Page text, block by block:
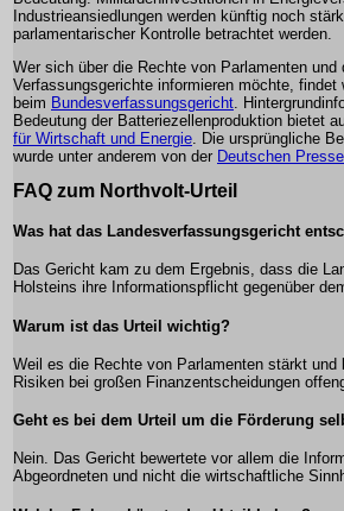
Industrieansiedlungen werden künftig noch
parlamentarischer Kontrolle betrachtet werden.
Wer sich über die Rechte von Parlamenten und
Verfassungsgerichte informieren möchte, findet
beim Bundesverfassungsgericht .
Bedeutung der Batteriezellenproduktion bietet
für Wirtschaft und Energie . Die ursprüngliche
wurde unter anderem von der Deutschen
FAQ zum Northvolt-Urteil
Was hat das Landesverfassungsgericht
Das Gericht kam zu dem Ergebnis, dass die
Holsteins ihre Informationspflicht gegenüber
Warum ist das Urteil wichtig?
Weil es die Rechte von Parlamenten stärkt
Risiken bei großen Finanzentscheidungen
Geht es bei dem Urteil um die Förderung
Nein. Das Gericht bewertete vor allem die
Abgeordneten und nicht die wirtschaftliche